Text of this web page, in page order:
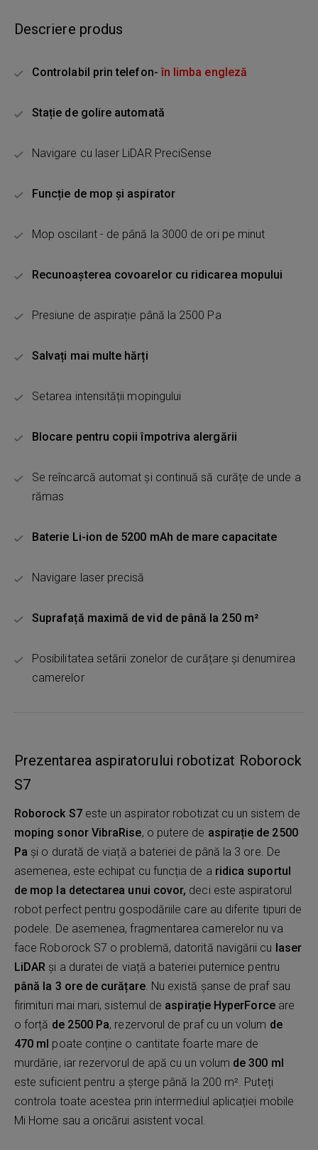
Descriere produs
Controlabil prin telefon-în limba engleză
Stație de golire automată
Navigare cu laser LiDAR PreciSense
Funcție de mop și aspirator
Mop oscilant - de până la 3000 de ori pe minut
Recunoașterea covoarelor cu ridicarea mopului
Presiune de aspirație până la 2500 Pa
Salvați mai multe hărți
Setarea intensității mopingului
Blocare pentru copii împotriva alergării
Se reîncarcă automat și continuă să curățe de unde a
rămas
Baterie Li-ion de 5200 mAh de mare capacitate
Navigare laser precisă
Suprafață maximă de vid de până la 250 m²
Posibilitatea setării zonelor de curățare și denumirea
camerelor
Prezentarea aspiratorului robotizat Roborock
S7
Roborock S7este un aspirator robotizat cu un sistem de
moping sonor VibraRise, o putere de aspirație de 2500
Pa și o durată de viață a bateriei de până la 3 ore. De
asemenea, este echipat cu funcția de a ridica suportul
de mop la detectarea unui covor, deci este aspiratorul
robot perfect pentru gospodăriile care au diferite tipuri de
podele. De asemenea, fragmentarea camerelor nu va
face Roborock S7 o problemă, datorită navigării cu laser
LiDAR și a duratei de viață a bateriei puternice pentru
până la 3 ore de curățare. Nu există șanse de praf sau
firimituri mai mari, sistemul de aspirație HyperForce are
o forță de 2500 Pa, rezervorul de praf cu un volum de
470 ml poate conține o cantitate foarte mare de
murdărie, iar rezervorul de apă cu un volum de 300 ml
este suficient pentru a șterge până la 200 m². Puteți
controla toate acestea prin intermediul aplicației mobile
Mi Home sau a oricărui asistent vocal.